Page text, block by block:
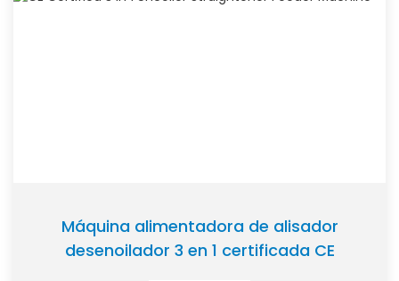
Máquina alimentadora de alisador
desenoilador 3 en 1 certificada CE